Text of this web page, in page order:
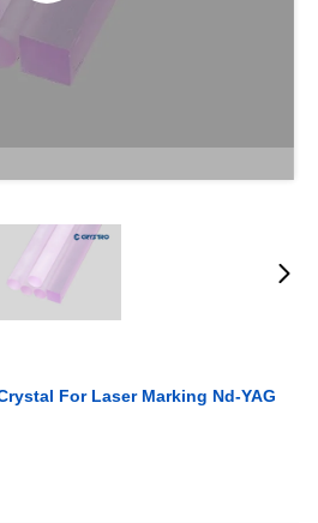
For Laser Marking Nd-YAG